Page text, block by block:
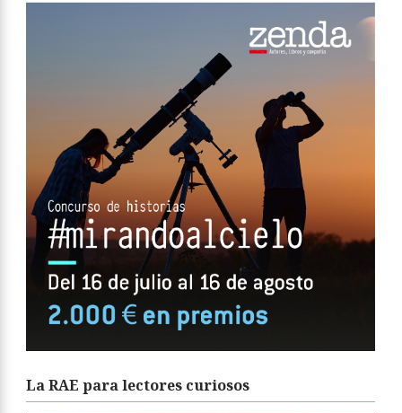
La RAE para lectores curiosos